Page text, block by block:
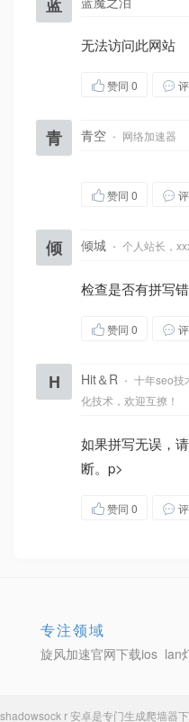
蓝
无法访问此网站
赞同 0
青 青空 · 网络加速器
赞同 0
倾 倾城 · 个人站长，
检查是否有拼写
赞同 0
H Hit＆R · 十年seo技
化技术，欢迎互撩！
如果拼写无误，
断。p>
赞同 0
专注领域
旋风加速官网下载ios lan
shadowsock r 安卓是专门生成爬墙器